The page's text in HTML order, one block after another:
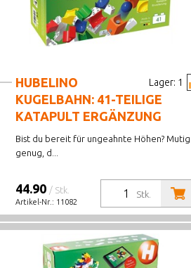
Lager: 1
HUBELINO
KUGELBAHN: 41-TEILIGE
KATAPULT ERGÄNZUNG
Bist du bereit für ungeahnte Höhen? Mutig
genug, d...
Stk.
44.90 / Stk.
Artikel-Nr.: 11082